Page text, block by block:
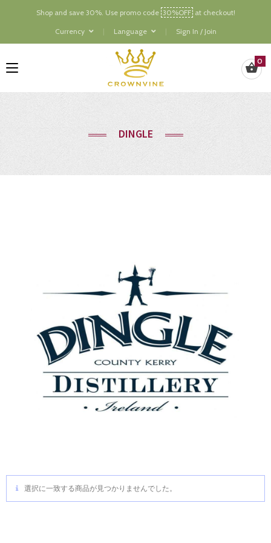
Currency Language Sign In / Join
Shop and save 30%. Use promo code 30%OFF at checkout!
0
DINGLE
選択に一致する商品が見つかりませんでした。